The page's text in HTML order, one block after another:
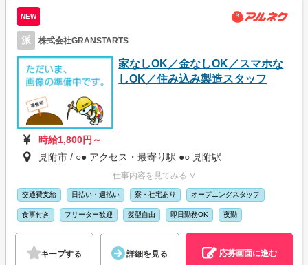
NEW
派 株式会社GRANSTARTS
家なしOK／金なしOK／スマホな
しOK／住み込み製造スタッフ
時給1,800円～
見附市 / ○● アクセス・最寄り駅 ●○ 見附駅
仕事内容を見てみる ∨
交通費支給 日払い・週払い 寮・社宅あり オープニングスタッフ
食事付き フリーター歓迎 髪型自由 即日勤務OK 夜勤
キープする 詳細を見る 応募画面に進む